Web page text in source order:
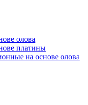
олова
платины
на основе олова